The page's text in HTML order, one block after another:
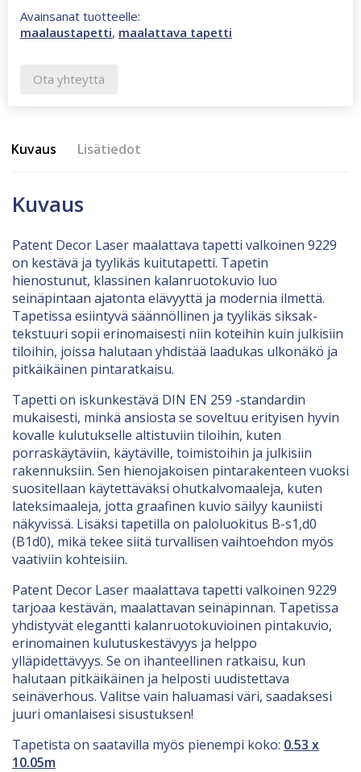
Avainsanat tuotteelle:
maalaustapetti, maalattava tapetti
Ota yhteyttä
Kuvaus Lisätiedot
Kuvaus
Patent Decor Laser maalattava tapetti valkoinen 9229
on kestävä ja tyylikäs kuitutapetti. Tapetin
hienostunut, klassinen kalanruotokuvio luo
seinäpintaan ajatonta elävyyttä ja modernia ilmettä.
Tapetissa esiintyvä säännöllinen ja tyylikäs siksak-
tekstuuri sopii erinomaisesti niin koteihin kuin julkisiin
tiloihin, joissa halutaan yhdistää laadukas ulkonäkö ja
pitkäikäinen pintaratkaisu.
Tapetti on iskunkestävä DIN EN 259 -standardin
mukaisesti, minkä ansiosta se soveltuu erityisen hyvin
kovalle kulutukselle altistuviin tiloihin, kuten
porraskäytäviin, käytäville, toimistoihin ja julkisiin
rakennuksiin. Sen hienojakoisen pintarakenteen vuoksi
suositellaan käytettäväksi ohutkalvomaaleja, kuten
lateksimaaleja, jotta graafinen kuvio säilyy kauniisti
näkyvissä. Lisäksi tapetilla on paloluokitus B-s1,d0
(B1d0), mikä tekee siitä turvallisen vaihtoehdon myös
vaativiin kohteisiin.
Patent Decor Laser maalattava tapetti valkoinen 9229
tarjoaa kestävän, maalattavan seinäpinnan. Tapetissa
yhdistyvät elegantti kalanruotokuvioinen pintakuvio,
erinomainen kulutuskestävyys ja helppo
ylläpidettävyys. Se on ihanteellinen ratkaisu, kun
halutaan pitkäikäinen ja helposti uudistettava
seinäverhous. Valitse vain haluamasi väri, saadaksesi
juuri omanlaisesi sisustuksen!
Tapetista on saatavilla myös pienempi koko: 0.53 x
10.05m